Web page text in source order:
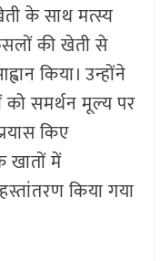
के साथ मत्स्य
की खेती से
किया। उन्होंने
को समर्थन मूल्य पर
किए
खातों में
किया गया